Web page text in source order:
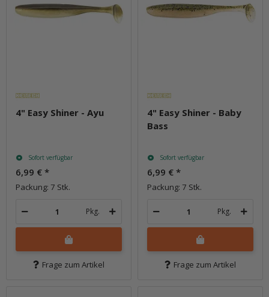
4" Easy Shiner - Ayu
Sofort verfügbar
6,99 € *
Packung: 7 Stk.
Pkg.
Frage zum Artikel
4" Easy Shiner - Baby
Bass
Sofort verfügbar
6,99 € *
Packung: 7 Stk.
Pkg.
Frage zum Artikel